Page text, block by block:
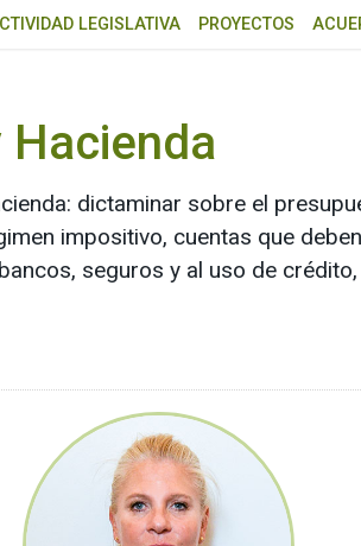
LEGISLATIVA PROYECTOS
dictaminar sobre el
impositivo, cuentas que
seguros y al uso de